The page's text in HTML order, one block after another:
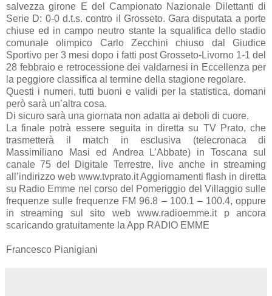
salvezza girone E del Campionato Nazionale Dilettanti di
Serie D: 0-0 d.t.s. contro il Grosseto. Gara disputata a porte
chiuse ed in campo neutro stante la squalifica dello stadio
comunale olimpico Carlo Zecchini chiuso dal Giudice
Sportivo per 3 mesi dopo i fatti post Grosseto-Livorno 1-1 del
28 febbraio e retrocessione dei valdarnesi in Eccellenza per
la peggiore classifica al termine della stagione regolare.
Questi i numeri, tutti buoni e validi per la statistica, domani
però sarà un’altra cosa.
Di sicuro sarà una giornata non adatta ai deboli di cuore.
La finale potrà essere seguita in diretta su TV Prato, che
trasmetterà il match in esclusiva (telecronaca di
Massimiliano Masi ed Andrea L’Abbate) in Toscana sul
canale 75 del Digitale Terrestre, live anche in streaming
all’indirizzo web www.tvprato.it Aggiornamenti flash in diretta
su Radio Emme nel corso del Pomeriggio del Villaggio sulle
frequenze sulle frequenze FM 96.8 – 100.1 – 100.4, oppure
in streaming sul sito web www.radioemme.it p ancora
scaricando gratuitamente la App RADIO EMME
Francesco Pianigiani